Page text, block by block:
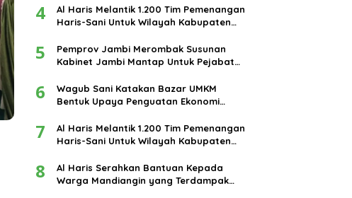
Tahun 2024
4
Al Haris Melantik 1.200 Tim Pemenangan
Haris-Sani Untuk Wilayah Kabupaten
5
Pemprov Jambi Merombak Susunan
Kabinet Jambi Mantap Untuk Pejabat
6
Wagub Sani Katakan Bazar UMKM
Bentuk Upaya Penguatan Ekonomi
7
Al Haris Melantik 1.200 Tim Pemenangan
Haris-Sani Untuk Wilayah Kabupaten
8
Al Haris Serahkan Bantuan Kepada
Warga Mandiangin yang Terdampak